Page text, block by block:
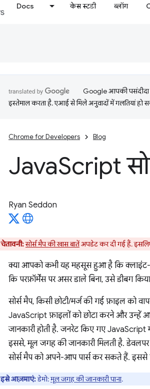
Docs केस स्टडी ब्लॉग
Google आपकी पसंदीदा
इस्तेमाल करता है. एआई से मिले अनुवादों में गलतियां हो
Chrome for Developers Blog
JavaScript
Ryan Seddon
चेतावनी:सोर्स मैप की खास बातेंअपडेट कर दी गई हैं.
क्या आपको कभी यह महसूस हुआ है कि क्लाइंट-
कि परफ़ॉर्मेंस पर असर डाले बिना, उसे डीबग
सोर्स मैप, किसी छोटी/मर्ज की गई फ़ाइल को
JavaScript फ़ाइलों को छोटा करने और उन्हें
जानकारी होती है. जनरेट किए गए
इससे, मूल जगह की जानकारी मिलती है.
सोर्स मैप को अपने-आप पार्स कर सकते हैं. इससे
इसे आज़माएं:डेमो:मूल जगह की जानकारी पाना.